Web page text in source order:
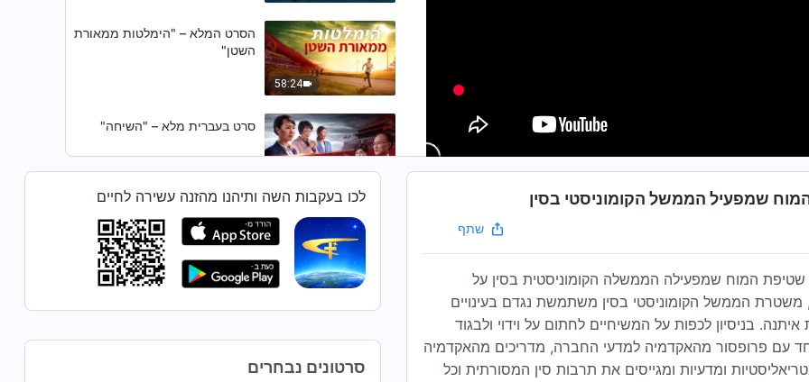
58:24
הסרט המלא – "הימלטות ממאורת
השטן"
סרט בעברית מלא – "השיחה"
1:08:01
הסרט המלא – "ממלתעות המוותי"
41:53
הסרט המלא – "אלוהים הוא עוצמת
שמפעיל הממשל הקומוניסטי בסין
שתף
המוח שמפעילה הממשלה הקומוניסטית בסין על
הממשל הקומוניסטי בסין משתמשת נגדם בעינויים
בניסיון לכפות על המשיחיים לחתום על וידוי ולבגוד
עם פרופסור מהאקדמיה למדעי החברה, מדריכים מהאקדמיה
ומדעיות ומגייסים את תרבות סין המסורתית וכל
לכו בעקבות השה ותיהנו מהזנה עשירה לחיים
סרטונים נבחרים